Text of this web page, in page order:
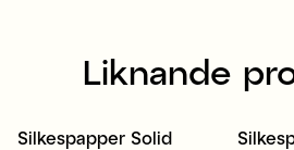
Liknande
Silkespapper Solid